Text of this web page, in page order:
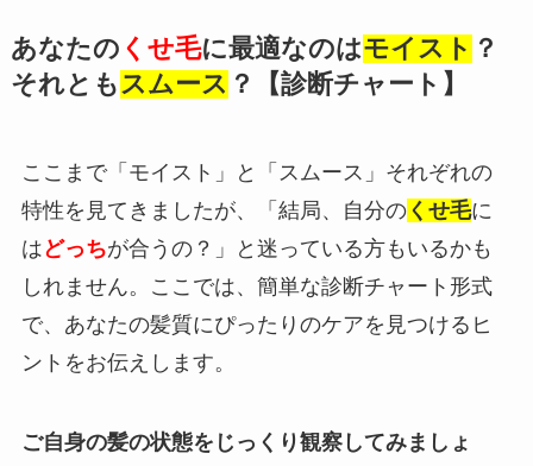
あなたの くせ毛に最適なのはモイスト ？
それとも スムース ？【診断チャート】
ここまで「モイスト」と「スムース」それぞれの
特性を見てきましたが、「結局、自分のくせ毛に
はどっちが合うの？」と迷っている方もいるかも
しれません。ここでは、簡単な診断チャート形式
で、あなたの髪質にぴったりのケアを見つけるヒ
ントをお伝えします。
ご自身の髪の状態をじっくり観察してみましょ